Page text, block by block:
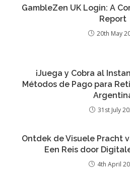
GambleZen UK Login: A
Report
20th May
¡Juega y Cobra al
Métodos de Pago para
31st July
Ontdek de Visuele Pracht
Een Reis door
4th April